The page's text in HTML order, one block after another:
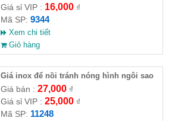
Giá sỉ VIP : 16,000₫
Mã SP: 9344
Xem chi tiết
Giỏ hàng
Giá inox để nồi tránh nóng hình ngôi sao
Giá bán : 27,000₫
Giá sỉ VIP : 25,000₫
Mã SP: 11248